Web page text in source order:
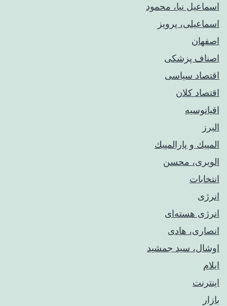
اسماعیل نیا، محمود
اسماعیلی، پرویز
اصفهان
اصناف پزشکی
اقتصاد سیاسی
اقتصاد کلان
اقیانوسیه
البرز
المپيك و پارالمپيك
الویری، محسن
انتخابات
انرژی
انرژی هسته‌ای
انصاری، هادی
اوشال، سید جمشید
ایلام
اینترنت
بازار